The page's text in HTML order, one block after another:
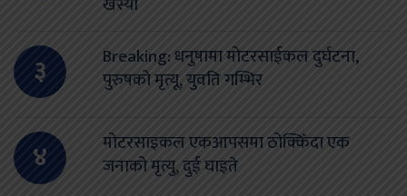
३
Breaking: धनुषामा मोटरसाईकल दुर्घटना,
पुरुषको मृत्यू, युवति गम्भिर
४
मोटरसाइकल एकआपसमा ठोक्किँदा एक
जनाको मृत्यु, दुई घाइते